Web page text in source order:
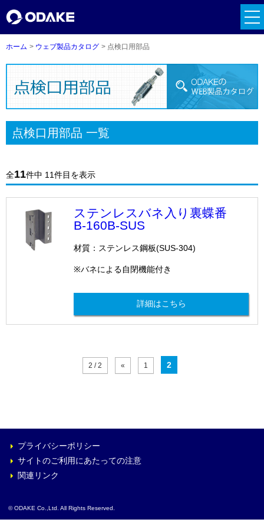
ホーム ウェブ製品カタログ 点検口用部品
点検口用部品 一覧
全11件中 11件目を表示
ステンレスバネ入り裏蝶番
B-160B-SUS
材質：ステンレス鋼板(SUS-304)
※バネによる自閉機能付き
詳細はこちら
2 / 2 « 1 2
落下防止手摺
ハンドル関係
引戸関係
ゴム・AT材関係
メーカーリンク一覧
メーカーリンクの詳細へ
交換品 - 仕様チェックシート
錠前用（レバーハンドル型・握り玉型）
プライバシーポリシー
サイトのご利用にあたっての注意
関連リンク
© ODAKE Co.,Ltd. All Rights Reserved.